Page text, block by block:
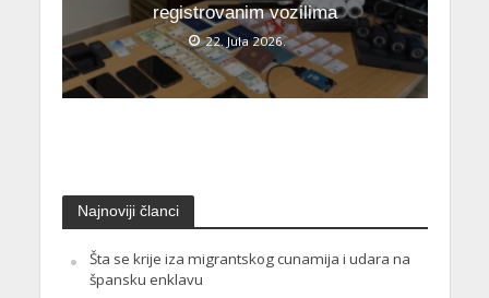
registrovanim vozilima
22. Jula 2026.
Najnoviji članci
Šta se krije iza migrantskog cunamija i udara na
špansku enklavu